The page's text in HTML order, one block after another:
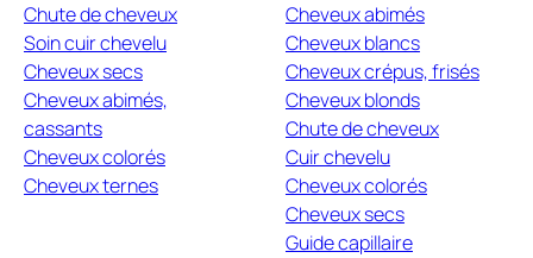
Chute de cheveux
Soin cuir chevelu
Cheveux secs
Cheveux abimés,
cassants
Cheveux colorés
Cheveux ternes
Cheveux abimés
Cheveux blancs
Cheveux crépus, frisés
Cheveux blonds
Chute de cheveux
Cuir chevelu
Cheveux colorés
Cheveux secs
Guide capillaire